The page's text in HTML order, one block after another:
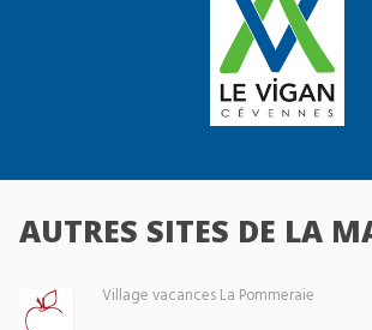
AUTRES SITES DE LA
Village vacances La Pommeraie